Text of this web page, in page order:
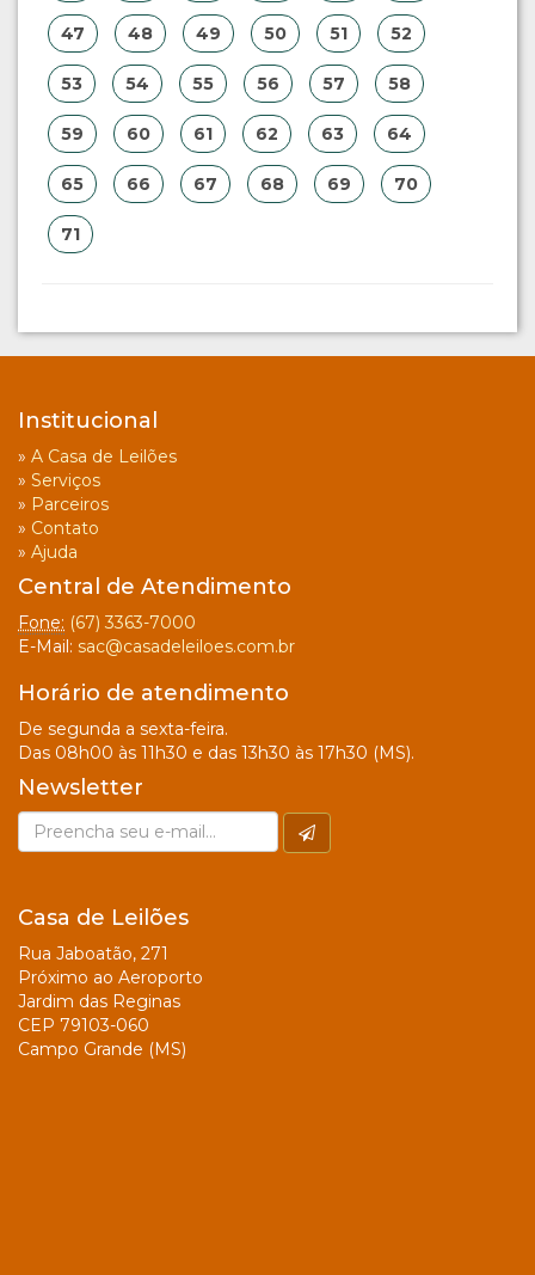
47 48 49 50 51 52
53 54 55 56 57 58
59 60 61 62 63 64
65 66 67 68 69 70
71
Institucional
» A Casa de Leilões
» Serviços
» Parceiros
» Contato
» Ajuda
Central de Atendimento
Fone: (67) 3363-7000
E-Mail: sac@casadeleiloes.com.br
Horário de atendimento
De segunda a sexta-feira.
Das 08h00 às 11h30 e das 13h30 às 17h30 (MS).
Newsletter
Casa de Leilões
Rua Jaboatão, 271
Próximo ao Aeroporto
Jardim das Reginas
CEP 79103-060
Campo Grande (MS)